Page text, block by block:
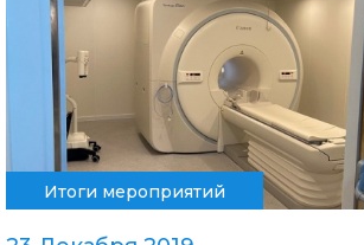
Итоги мероприятий